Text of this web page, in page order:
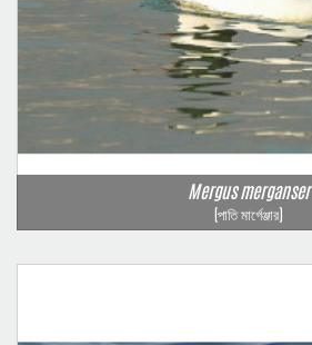
Mergus merganser
(পাতি মার্গেঞ্জার)